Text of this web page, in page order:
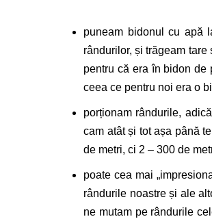
puneam bidonul cu apă
rândurilor, și trăgeam
pentru că era în bidon de
ceea ce pentru noi era o
porționam rândurile,
cam atât și tot așa până
de metri, ci 2 – 300 de
poate cea mai
rândurile noastre și ale
ne mutam pe rândurile